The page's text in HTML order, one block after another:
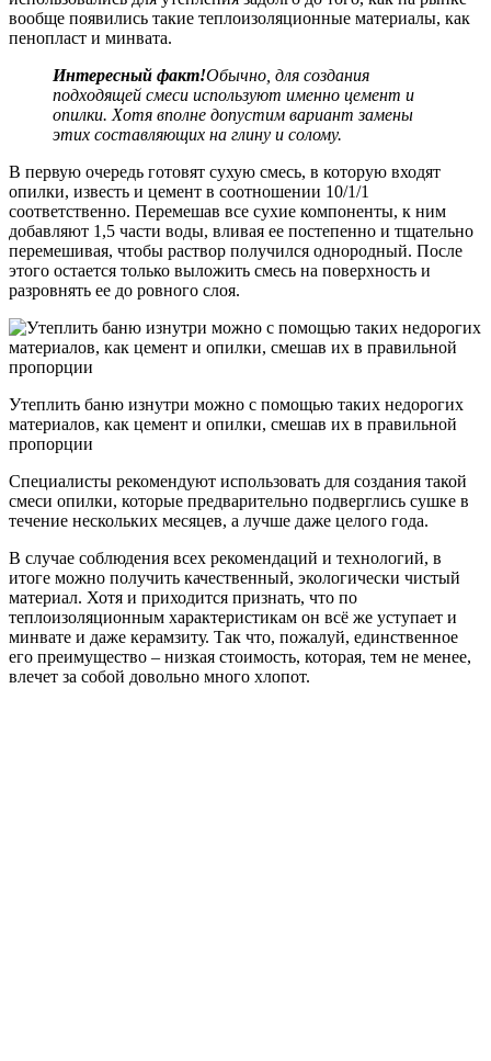
вообще появились такие теплоизоляционные материалы, как
пенопласт и минвата.
Интересный факт!Обычно, для создания
подходящей смеси используют именно цемент и
опилки. Хотя вполне допустим вариант замены
этих составляющих на глину и солому.
В первую очередь готовят сухую смесь, в которую входят
опилки, известь и цемент в соотношении 10/1/1
соответственно. Перемешав все сухие компоненты, к ним
добавляют 1,5 части воды, вливая ее постепенно и тщательно
перемешивая, чтобы раствор получился однородный. После
этого остается только выложить смесь на поверхность и
разровнять ее до ровного слоя.
Утеплить баню изнутри можно с помощью таких недорогих
материалов, как цемент и опилки, смешав их в правильной
пропорции
Специалисты рекомендуют использовать для создания такой
смеси опилки, которые предварительно подверглись сушке в
течение нескольких месяцев, а лучше даже целого года.
В случае соблюдения всех рекомендаций и технологий, в
итоге можно получить качественный, экологически чистый
материал. Хотя и приходится признать, что по
теплоизоляционным характеристикам он всё же уступает и
минвате и даже керамзиту. Так что, пожалуй, единственное
его преимущество – низкая стоимость, которая, тем не менее,
влечет за собой довольно много хлопот.